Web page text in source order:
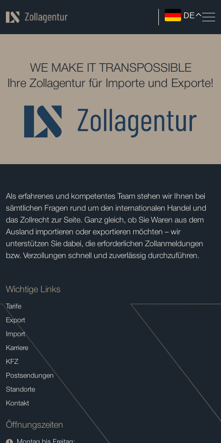
DE
WE MAKE IT TRANSPOSSIBLE
Ihre Zollagentur für Importe und Exporte!
Als erfahrenes und kompetentes Team stehen wir Ihnen bei
sämtlichen Fragen rund um den internationalen Handel und
das Zollrecht zur Seite. Ganz gleich, ob Sie Waren aus dem
Ausland importieren oder exportieren möchten – wir
unterstützen Sie dabei, die erforderlichen Zollanmeldungen
bzw. Verzollungen schnell und zuverlässig durchzuführen.
Wichtige Links
Tarife
Export
Import
Karriere
KFZ
Postsendungen
Standorte
Kontakt
Öffnungszeiten